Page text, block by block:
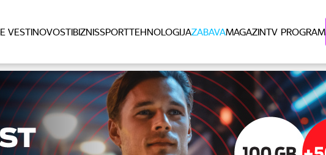
VESTINOVOSTIBIZNISSPORTTEHNOLOGIJAZABAVAMAGAZINTV PROGRAM